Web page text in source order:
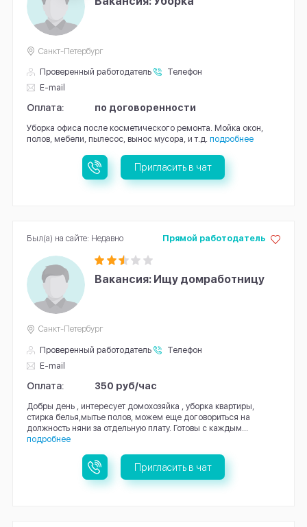
Проверенный работодатель
Телефон
E-mail
Санкт-Петербург
Оплата: по договоренности
Уборка офиса после косметического ремонта. Мойка окон,
полов, мебели, пылесос, вынос мусора, и т.д. подробнее
Пригласить в чат
Вакансия: Ищу домработницу
Проверенный работодатель
Телефон
E-mail
Прямой работодатель
Санкт-Петербург
Оплата: 350 руб/час
Добры день , интересует домохозяйка , уборка квартиры,
стирка белья,мытье полов, можем еще договориться на
должность няни за отдельную плату. Готовы с каждым...
подробнее
Был(а) на сайте: Недавно
Пригласить в чат